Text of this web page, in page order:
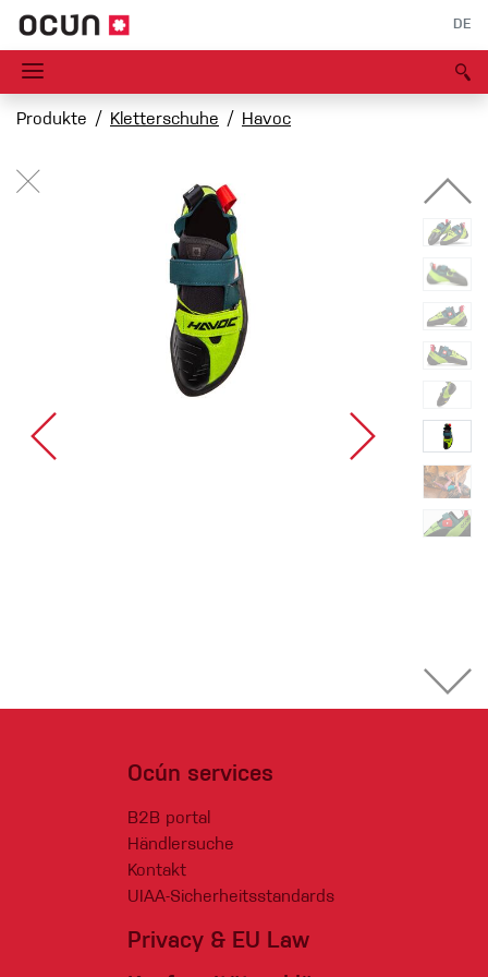
DE
Produkte Kletterschuhe Havoc
Ocún services
B2B portal
Händlersuche
Kontakt
UIAA-Sicherheitsstandards
Privacy & EU Law